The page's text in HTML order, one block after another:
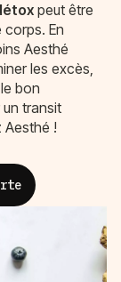
peut être
En
Aesthé
les excès,
bon
transit
Aesthé !